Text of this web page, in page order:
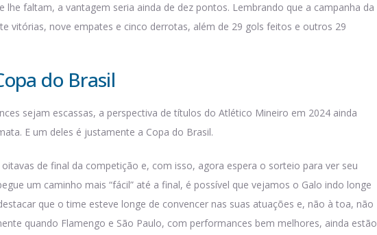
lhe faltam, a vantagem seria ainda de dez pontos. Lembrando que a campanha da
vitórias, nove empates e cinco derrotas, além de 29 gols feitos e outros 29
do Brasil
sejam escassas, a perspectiva de títulos do Atlético Mineiro em 2024 ainda
E um deles é justamente a Copa do Brasil.
oitavas de final da competição e, com isso, agora espera o sorteio para ver seu
um caminho mais “fácil” até a final, é possível que vejamos o Galo indo longe
que o time esteve longe de convencer nas suas atuações e, não à toa, não
quando Flamengo e São Paulo, com performances bem melhores, ainda estão